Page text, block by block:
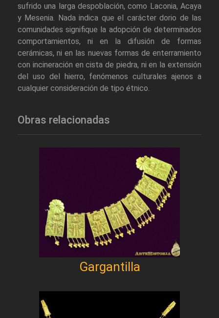
sufrido una larga despoblación, como Laconia, Acaya
y Mesenia. Nada indica que el carácter dorio de las
comunidades signifique la adopción de determinados
comportamientos, ni en la difusión de formas
cerámicas, ni en las nuevas formas de enterramiento
con incineración en cista de piedra, ni en la extensión
del uso del hierro, fenómenos culturales ajenos a
cualquier consideración de tipo étnico.
Obras relacionadas
Gargantilla